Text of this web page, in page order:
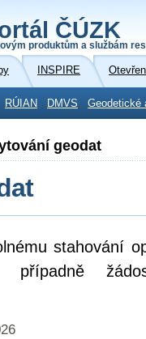
ČÚZK
produktům a službám
INSPIRE
RÚIAN DMVS Geodetické
geodat
stahování
případně